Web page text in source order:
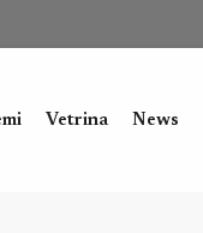
Vetrina News